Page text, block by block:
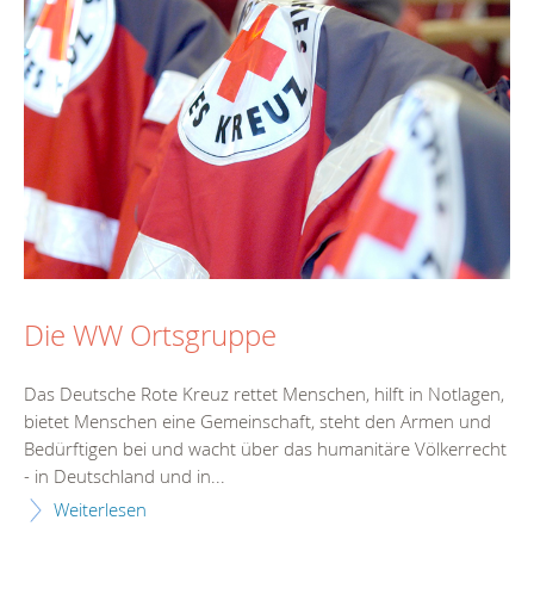
Die WW Ortsgruppe
Das Deutsche Rote Kreuz rettet Menschen, hilft in Notlagen,
bietet Menschen eine Gemeinschaft, steht den Armen und
Bedürftigen bei und wacht über das humanitäre Völkerrecht
- in Deutschland und in...
Weiterlesen